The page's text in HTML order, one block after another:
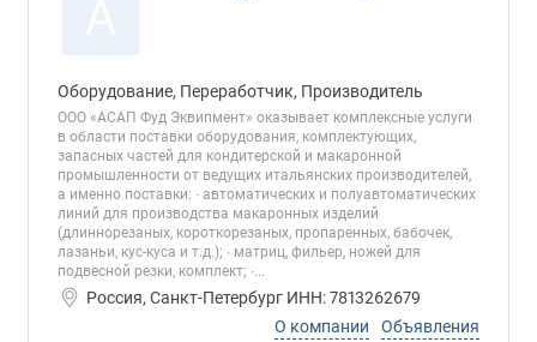
Оборудование, Переработчик, Производитель
ООО «АСАП Фуд Эквипмент» оказывает комплексные услуги
в области поставки оборудования, комплектующих,
запасных частей для кондитерской и макаронной
промышленности от ведущих итальянских производителей,
а именно поставки: ∙ автоматических и полуавтоматических
линий для производства макаронных изделий
(длиннорезаных, короткорезаных, пропаренных, бабочек,
лазаньи, кус-куса и т.д.); ∙ матриц, фильер, ножей для
подвесной резки, комплект; ∙...
Россия, Санкт-Петербург ИНН: 7813262679
О компании
Объявления